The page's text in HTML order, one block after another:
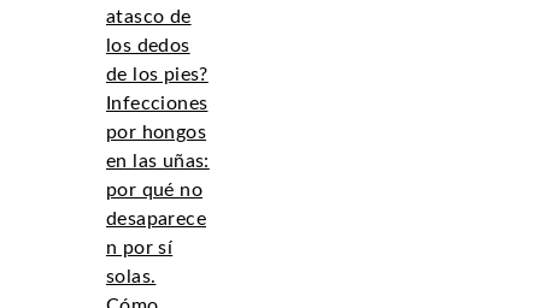
atasco de
los dedos
de los pies?
Infecciones
por hongos
en las uñas:
por qué no
desaparece
n por sí
solas.